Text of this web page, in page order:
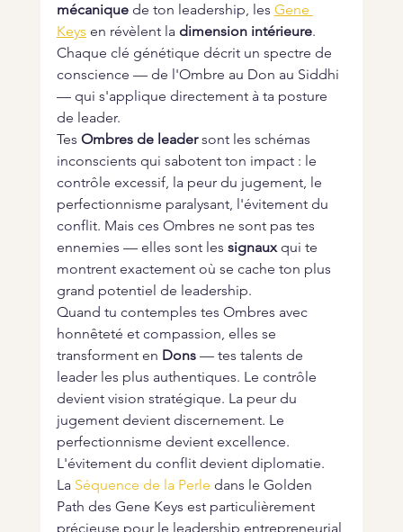
mécanique de ton leadership, les Gene
Keys en révèlent la dimension intérieure.
Chaque clé génétique décrit un spectre de
conscience — de l'Ombre au Don au Siddhi
— qui s'applique directement à ta posture
de leader.
Tes Ombres de leader sont les schémas
inconscients qui sabotent ton impact : le
contrôle excessif, la peur du jugement, le
perfectionnisme paralysant, l'évitement du
conflit. Mais ces Ombres ne sont pas tes
ennemies — elles sont les signaux qui te
montrent exactement où se cache ton plus
grand potentiel de leadership.
Quand tu contemples tes Ombres avec
honnêteté et compassion, elles se
transforment en Dons — tes talents de
leader les plus authentiques. Le contrôle
devient vision stratégique. La peur du
jugement devient discernement. Le
perfectionnisme devient excellence.
L'évitement du conflit devient diplomatie.
La Séquence de la Perle dans le Golden
Path des Gene Keys est particulièrement
précieuse pour le leadership entrepreneurial